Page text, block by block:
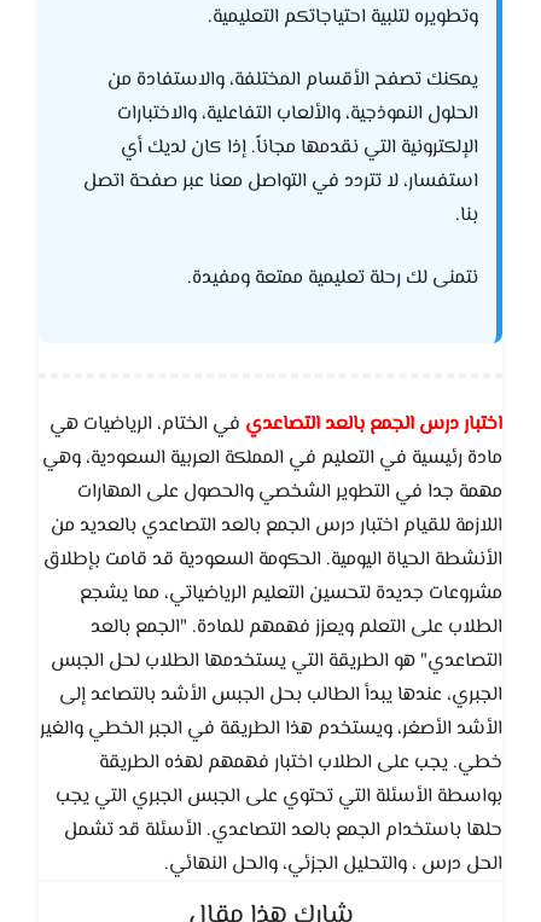
وتطويره لتلبية احتياجاتكم التعليمية.
يمكنك تصفح الأقسام المختلفة، والاستفادة من
الحلول النموذجية، والألعاب التفاعلية، والاختبارات
الإلكترونية التي نقدمها مجاناً. إذا كان لديك أي
استفسار، لا تتردد في التواصل معنا عبر صفحة اتصل
بنا.
نتمنى لك رحلة تعليمية ممتعة ومفيدة.
اختبار درس الجمع بالعد التصاعدي في الختام، الرياضيات هي
مادة رئيسية في التعليم في المملكة العربية السعودية، وهي
مهمة جدا في التطوير الشخصي والحصول على المهارات
اللازمة للقيام اختبار درس الجمع بالعد التصاعدي بالعديد من
الأنشطة الحياة اليومية. الحكومة السعودية قد قامت بإطلاق
مشروعات جديدة لتحسين التعليم الرياضياتي، مما يشجع
الطلاب على التعلم ويعزز فهمهم للمادة. "الجمع بالعد
التصاعدي" هو الطريقة التي يستخدمها الطلاب لحل الجبس
الجبري، عندها يبدأ الطالب بحل الجبس الأشد بالتصاعد إلى
الأشد الأصغر، ويستخدم هذا الطريقة في الجبر الخطي والغير
خطي. يجب على الطلاب اختبار فهمهم لهذه الطريقة
بواسطة الأسئلة التي تحتوي على الجبس الجبري التي يجب
حلها باستخدام الجمع بالعد التصاعدي. الأسئلة قد تشمل
الحل درس ، والتحليل الجزئي، والحل النهائي.